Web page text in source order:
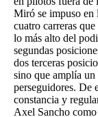
Miró se impuso en
cuatro carreras
lo más alto del
segundas
dos terceras
sino que amplía
perseguidores. De
constancia y
Axel Sancho